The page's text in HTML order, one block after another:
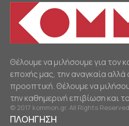
Θέλουμε να μιλήσουμε για τον
εποχής μας, την αναγκαία αλλά
προοπτική. Θέλουμε να
την καθημερινή επιβίωση και
© 2017 kommon.gr. All Rights
ΠΛΟΗΓΗΣΗ